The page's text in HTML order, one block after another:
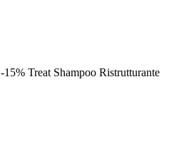
-15% Treat Shampoo Ristrutturante